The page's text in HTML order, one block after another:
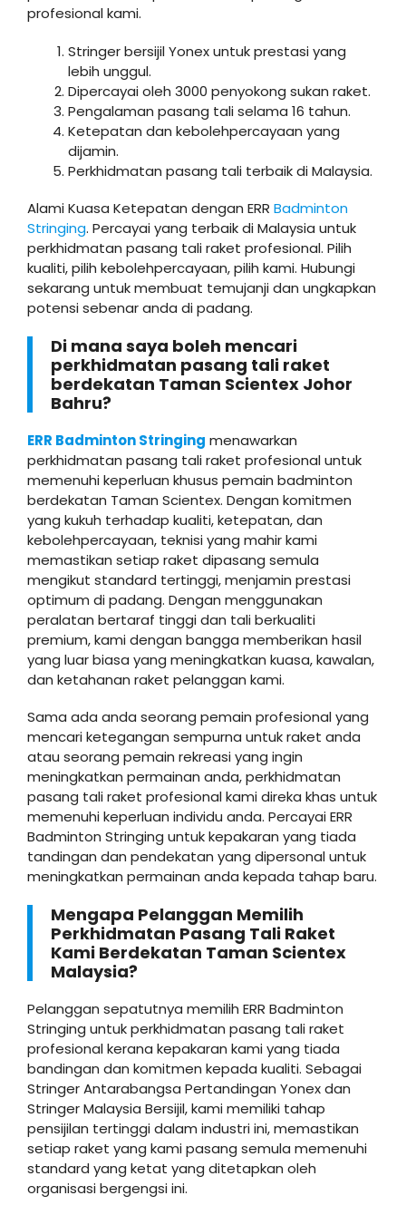
profesional kami.
Stringer bersijil Yonex untuk prestasi yang
lebih unggul.
Dipercayai oleh 3000 penyokong sukan raket.
Pengalaman pasang tali selama 16 tahun.
Ketepatan dan kebolehpercayaan yang
dijamin.
Perkhidmatan pasang tali terbaik di Malaysia.
Alami Kuasa Ketepatan dengan ERR Badminton
Stringing. Percayai yang terbaik di Malaysia untuk
perkhidmatan pasang tali raket profesional. Pilih
kualiti, pilih kebolehpercayaan, pilih kami. Hubungi
sekarang untuk membuat temujanji dan ungkapkan
potensi sebenar anda di padang.
Di mana saya boleh mencari
perkhidmatan pasang tali raket
berdekatan Taman Scientex Johor
Bahru?
ERR Badminton Stringing menawarkan
perkhidmatan pasang tali raket profesional untuk
memenuhi keperluan khusus pemain badminton
berdekatan Taman Scientex. Dengan komitmen
yang kukuh terhadap kualiti, ketepatan, dan
kebolehpercayaan, teknisi yang mahir kami
memastikan setiap raket dipasang semula
mengikut standard tertinggi, menjamin prestasi
optimum di padang. Dengan menggunakan
peralatan bertaraf tinggi dan tali berkualiti
premium, kami dengan bangga memberikan hasil
yang luar biasa yang meningkatkan kuasa, kawalan,
dan ketahanan raket pelanggan kami.
Sama ada anda seorang pemain profesional yang
mencari ketegangan sempurna untuk raket anda
atau seorang pemain rekreasi yang ingin
meningkatkan permainan anda, perkhidmatan
pasang tali raket profesional kami direka khas untuk
memenuhi keperluan individu anda. Percayai ERR
Badminton Stringing untuk kepakaran yang tiada
tandingan dan pendekatan yang dipersonal untuk
meningkatkan permainan anda kepada tahap baru.
Mengapa Pelanggan Memilih
Perkhidmatan Pasang Tali Raket
Kami Berdekatan Taman Scientex
Malaysia?
Pelanggan sepatutnya memilih ERR Badminton
Stringing untuk perkhidmatan pasang tali raket
profesional kerana kepakaran kami yang tiada
bandingan dan komitmen kepada kualiti. Sebagai
Stringer Antarabangsa Pertandingan Yonex dan
Stringer Malaysia Bersijil, kami memiliki tahap
pensijilan tertinggi dalam industri ini, memastikan
setiap raket yang kami pasang semula memenuhi
standard yang ketat yang ditetapkan oleh
organisasi bergengsi ini.